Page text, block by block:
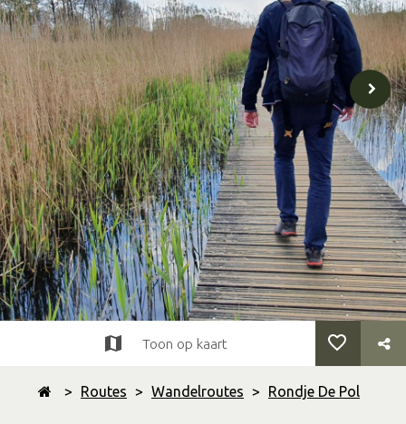
> Routes > Wandelroutes > Rondje De Pol
Toon op kaart